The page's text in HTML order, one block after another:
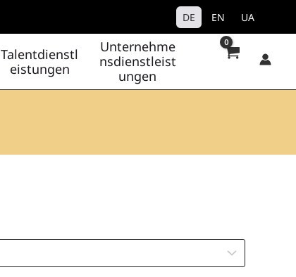
DE EN UA
Talentdienstl
eistungen
Unternehme
nsdienstleist
ungen